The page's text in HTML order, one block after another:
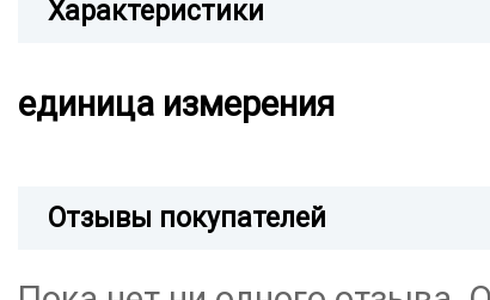
Характеристики
единица измерения
Отзывы покупателей